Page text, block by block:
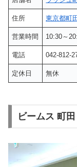
住所 東京都町
営業時間 10:30～
電話 042-812-
定休日 無休
ビームス 町田